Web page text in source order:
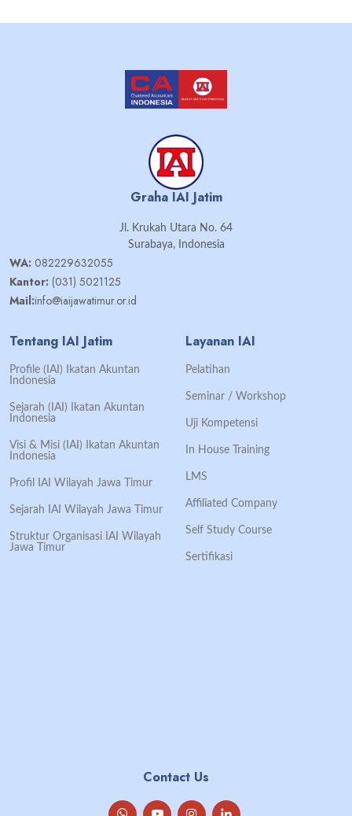
Graha IAI Jatim
Jl. Krukah Utara No. 64
Surabaya, Indonesia
WA: 082229632055
Kantor: (031) 5021125
Mail:info@iaijawatimur.or.id
Tentang IAI Jatim
Profile (IAI) Ikatan Akuntan
Indonesia
Sejarah (IAI) Ikatan Akuntan
Indonesia
Visi & Misi (IAI) Ikatan Akuntan
Indonesia
Profil IAI Wilayah Jawa Timur
Sejarah IAI Wilayah Jawa Timur
Struktur Organisasi IAI Wilayah
Jawa Timur
Layanan IAI
Pelatihan
Seminar / Workshop
Uji Kompetensi
In House Training
LMS
Affiliated Company
Self Study Course
Sertifikasi
Contact Us